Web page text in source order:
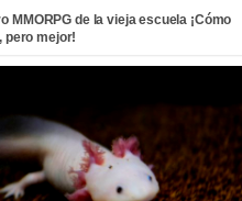
MMORPG de la vieja escuela ¡Cómo
pero mejor!